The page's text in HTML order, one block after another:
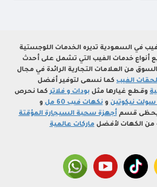
في السعودية تديره الخدمات اللوجستية
أنواع خدمات الفيب التي تشمل على أحدث
من العلامات التجارية الرائدة في مجال
الفيب كما نسعى لتوفير أفضل
وقطع غيارها مثل بودات و فلاتركما نحرص
نيكوتين ونكهات فيب 60 مل
و
يحظى قسمأجهزة سحبة السيجارة المؤقتة
الكهات لأفضل ماركات عالمية